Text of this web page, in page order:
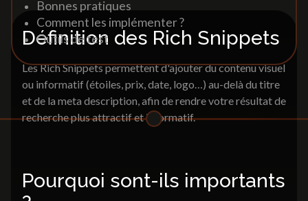
Brochures & Catalogues
Dépliants & Flyers
Packaging
Signalétique
Identité visuelle
Web marketing
Social media
Analytics
Brochures & Catalogues
Dépliants & Flyers
Bonnes pratiques
Comment les implémenter ?
Outils de test
Définition des Rich Snippets
Les Rich Snippets permettent d'ajouter du contenu visuel
ou informatif (étoiles, prix, date, logo…) au-delà du titre
et de la meta description, afin de rendre votre résultat de
recherche plus attractif et informatif.
Pourquoi sont-ils importants